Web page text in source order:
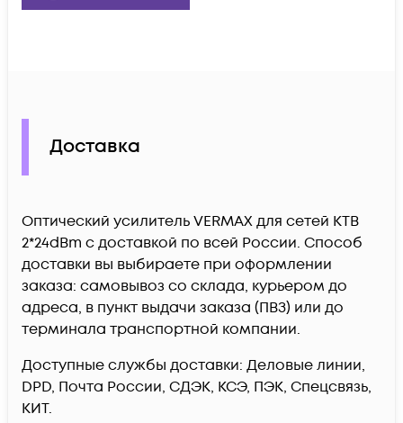
Доставка
Оптический усилитель VERMAX для сетей КТВ
2*24dBm c доставкой по всей России. Способ
доставки вы выбираете при оформлении
заказа: самовывоз со склада, курьером до
адреса, в пункт выдачи заказа (ПВЗ) или до
терминала транспортной компании.
Доступные службы доставки: Деловые линии,
DPD, Почта России, СДЭК, КСЭ, ПЭК, Спецсвязь,
КИТ.